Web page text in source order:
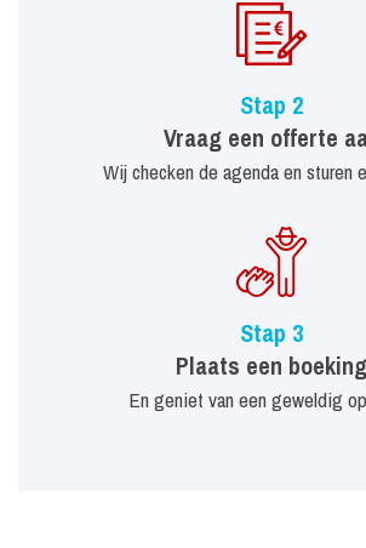
Stap 2
Vraag een offerte
Wij checken de agenda en sturen
Stap 3
Plaats een boeking
En geniet van een geweldig